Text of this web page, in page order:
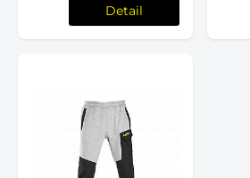
Detail